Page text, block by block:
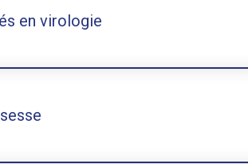
en virologie